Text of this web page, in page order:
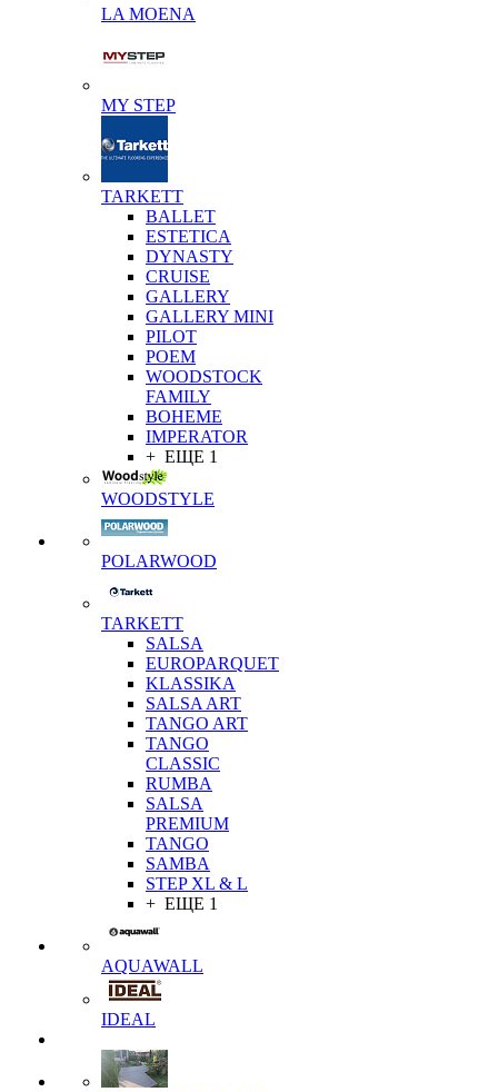
LA MOENA
MY STEP
TARKETT
BALLET
ESTETICA
DYNASTY
CRUISE
GALLERY
GALLERY MINI
PILOT
POEM
WOODSTOCK
FAMILY
BOHEME
IMPERATOR
+ ЕЩЕ 1
WOODSTYLE
POLARWOOD
TARKETT
SALSA
EUROPARQUET
KLASSIKA
SALSA ART
TANGO ART
TANGO
CLASSIC
RUMBA
SALSA
PREMIUM
TANGO
SAMBA
STEP XL & L
+ ЕЩЕ 1
AQUAWALL
IDEAL